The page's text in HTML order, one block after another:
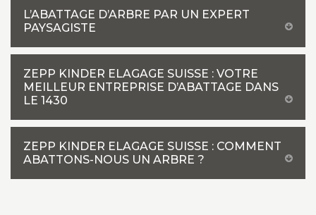
L’ABATTAGE D’ARBRE PAR UN EXPERT
PAYSAGISTE
ZEPP KINDER ELAGAGE SUISSE : VOTRE
MEILLEUR ENTREPRISE D’ABATTAGE DANS
LE 1430
ZEPP KINDER ELAGAGE SUISSE : COMMENT
ABATTONS-NOUS UN ARBRE ?